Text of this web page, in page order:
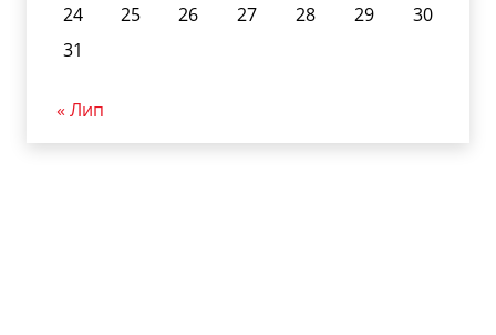
24
25 26 27 28 29
30
31
« Лип